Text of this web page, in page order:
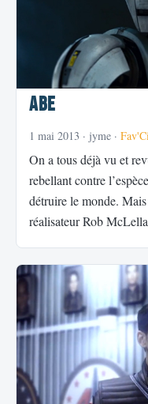
ABE
1 mai 2013 · jyme ·
On a tous déjà vu et
rebellant contre
détruire le monde.
réalisateur Rob